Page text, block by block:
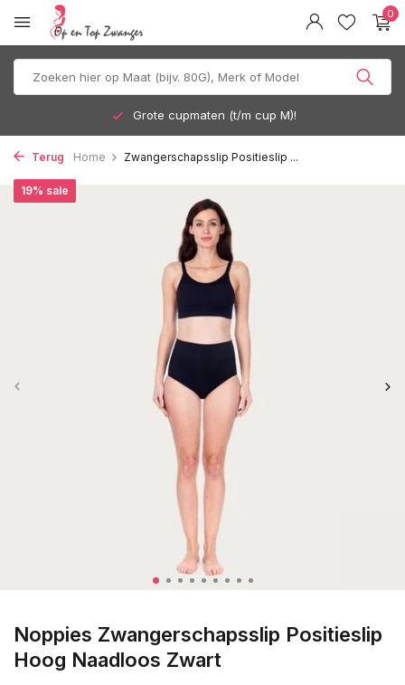
0
Grote cupmaten (t/m cup M)!
Terug Home Zwangerschapsslip Positieslip ...
Noppies Zwangerschapsslip Positieslip
Hoog Naadloos Zwart
19% sale